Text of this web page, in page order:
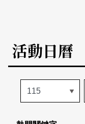
本期專題
歷史專題
活動特區
活動列表
關於我們
活動日曆